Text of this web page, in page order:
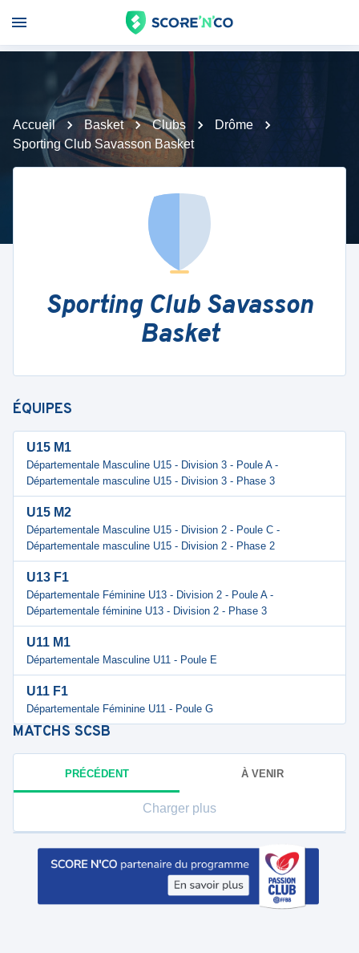
Accueil Basket Clubs
Drôme
Sporting Club Savasson Basket
Sporting Club Savasson
Basket
ÉQUIPES
U15 M1
Départementale Masculine U15 - Division 3 - Poule A -
Départementale masculine U15 - Division 3 - Phase 3
U15 M2
Départementale Masculine U15 - Division 2 - Poule C -
Départementale masculine U15 - Division 2 - Phase 2
U13 F1
Départementale Féminine U13 - Division 2 - Poule A -
Départementale féminine U13 - Division 2 - Phase 3
U11 M1
Départementale Masculine U11 - Poule E
U11 F1
Départementale Féminine U11 - Poule G
MATCHS SCSB
PRÉCÉDENT À VENIR
Charger plus